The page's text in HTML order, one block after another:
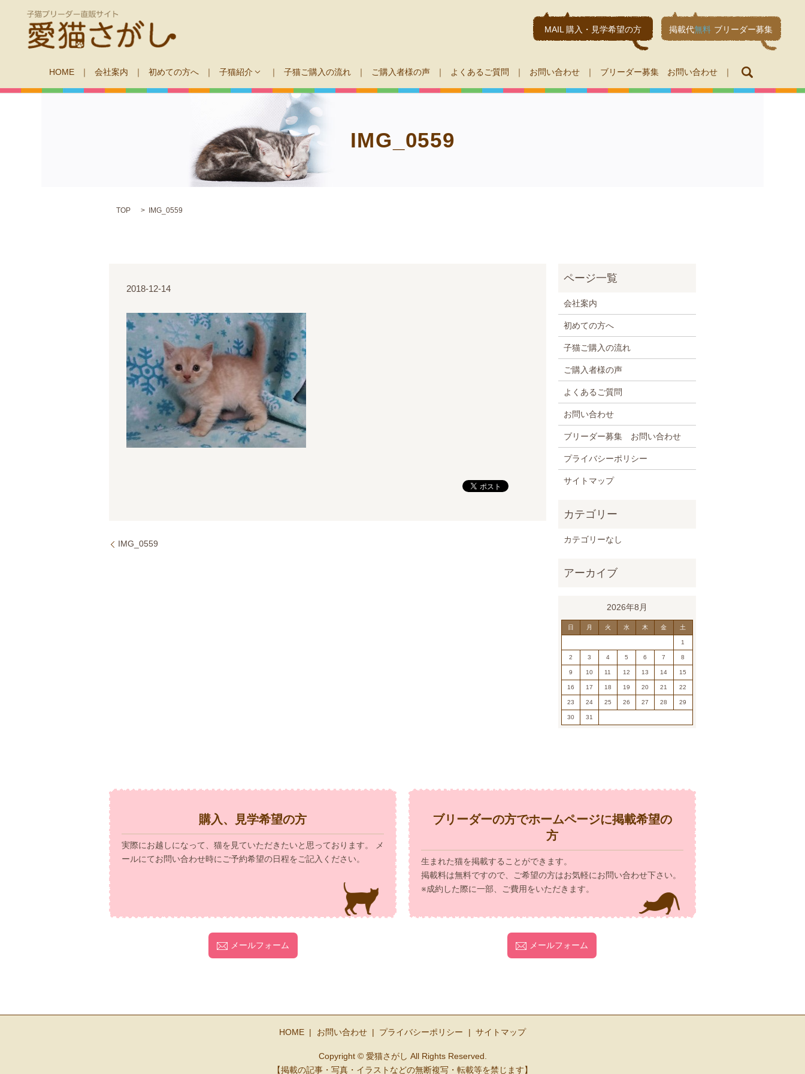
MAIL 購入・見学希望の方 掲載代無料 ブリーダー募集
HOME 会社案内 初めての方へ 子猫紹介 子猫ご購入の流れ ご購入者様の声 よくあるご質問 お問い合わせ ブリーダー募集 お問い合わせ
IMG_0559
TOP IMG_0559
2018-12-14
IMG_0559
会社案内
初めての方へ
子猫ご購入の流れ
ご購入者様の声
よくあるご質問
お問い合わせ
ブリーダー募集 お問い合わせ
プライバシーポリシー
サイトマップ
カテゴリーなし
2026年8月
日 月 火 水 木 金 土
1
2 3 4 5 6 7 8
9 10 11 12 13 14 15
16 17 18 19 20 21 22
23 24 25 26 27 28 29
30 31
購入、見学希望の方
実際にお越しになって、猫を見ていただきたいと思っております。 メ
ールにてお問い合わせ時にご予約希望の日程をご記入ください。
メールフォーム
ブリーダーの方でホームページに掲載希望の
方
生まれた猫を掲載することができます。
掲載料は無料ですので、ご希望の方はお気軽にお問い合わせ下さい。
※成約した際に一部、ご費用をいただきます。
メールフォーム
HOME お問い合わせ プライバシーポリシー サイトマップ
Copyright © 愛猫さがし All Rights Reserved.
【掲載の記事・写真・イラストなどの無断複写・転載等を禁じます】